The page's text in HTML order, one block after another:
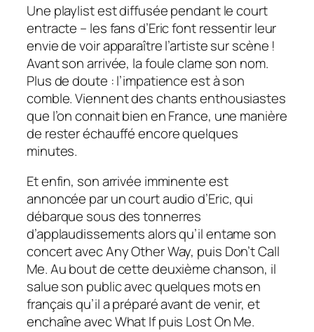
Une playlist est diffusée pendant le court
entracte – les fans d’Eric font ressentir leur
envie de voir apparaître l’artiste sur scène !
Avant son arrivée, la foule clame son nom.
Plus de doute : l’impatience est à son
comble. Viennent des chants enthousiastes
que l’on connait bien en France, une manière
de rester échauffé encore quelques
minutes.
Et enfin, son arrivée imminente est
annoncée par un court audio d’Eric, qui
débarque sous des tonnerres
d’applaudissements alors qu’il entame son
concert avec Any Other Way, puis Don’t Call
Me. Au bout de cette deuxième chanson, il
salue son public avec quelques mots en
français qu’il a préparé avant de venir, et
enchaîne avec What If puis Lost On Me.